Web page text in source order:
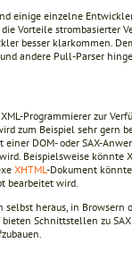
einige einzelne
die Vorteile strombasierter
besser klarkommen.
und andere Pull-Parser
Programmierer zur
zum Beispiel sehr gern
DOM- oder SAX-
Beispielsweise könnte
XHTML-Dokument
bearbeitet wird.
heraus, in
Schnittstellen zu